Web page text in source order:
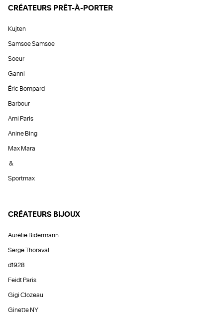
CRÉATEURS PRÊT-À-PORTER
Kujten
Samsoe Samsoe
Soeur
Ganni
Éric Bompard
Barbour
Ami Paris
Anine Bing
Max Mara
&
Sportmax
CRÉATEURS BIJOUX
Aurélie Bidermann
Serge Thoraval
d1928
Feidt Paris
Gigi Clozeau
Ginette NY